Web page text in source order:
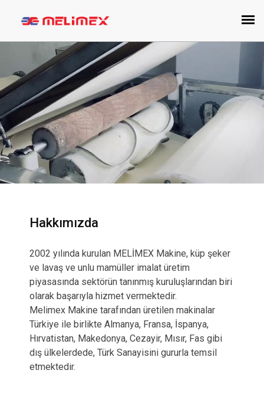
Hakkımızda
2002 yılında kurulan MELİMEX Makine, küp şeker
ve lavaş ve unlu mamüller imalat üretim
piyasasında sektörün tanınmış kuruluşlarından biri
olarak başarıyla hizmet vermektedir.
Melimex Makine tarafından üretilen makinalar
Türkiye ile birlikte Almanya, Fransa, İspanya,
Hırvatistan, Makedonya, Cezayir, Mısır, Fas gibi
dış ülkelerdede, Türk Sanayisini gururla temsil
etmektedir.